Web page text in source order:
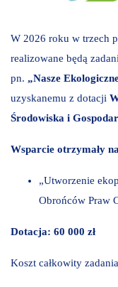
W 2026 roku w trzech
realizowane będą
pn. „Nasze
uzyskanemu z dotacji
Środowiska i
Wsparcie otrzymały
„Utworzenie
Obrońców Praw
Dotacja: 60 000 zł
Koszt całkowity